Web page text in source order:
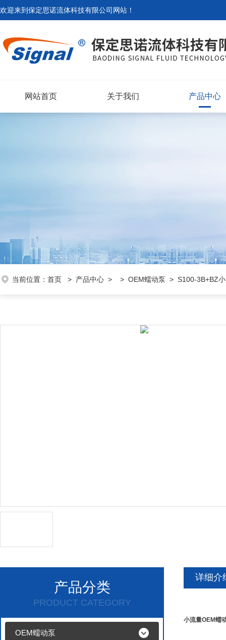
欢迎来到保定思诺流体科技有限公司网站 ！
网站首页 关于我们 产品中心
当前位置： 首页 > 产品中心 > > OEM蠕动泵 > S100-3B+BZ
产品分类
PRODUCT CATEGORY
OEM蠕动泵
详细介
小流量OEM蠕